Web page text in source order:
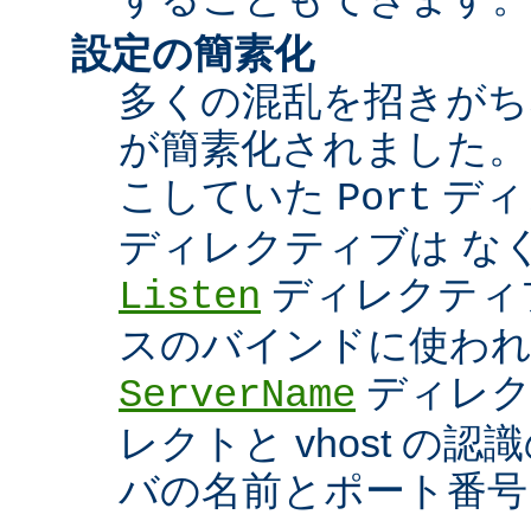
設定の簡素化
多くの混乱を招きが
が簡素化されました
こしていた Port デ
ディレクティブは な
Listen ディレクテ
スのバインドに使わ
ServerName ディレ
レクトと vhost の認
バの名前とポート番